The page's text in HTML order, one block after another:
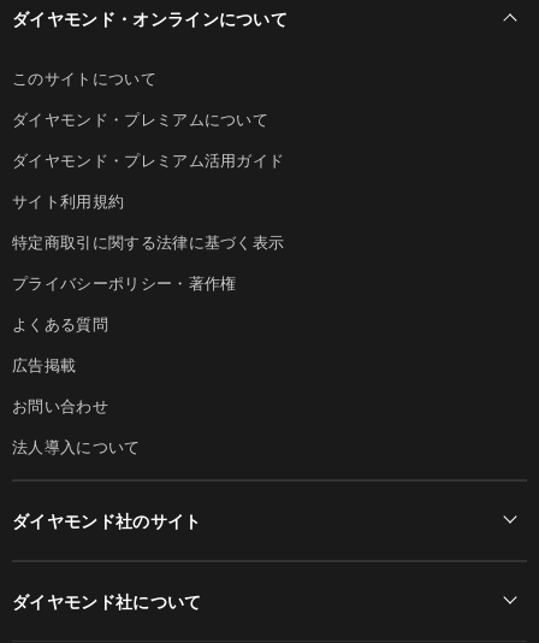
ダイヤモンド・オンラインについて
このサイトについて
ダイヤモンド・プレミアムについて
ダイヤモンド・プレミアム活用ガイド
サイト利用規約
特定商取引に関する法律に基づく表示
プライバシーポリシー・著作権
よくある質問
広告掲載
お問い合わせ
法人導入について
ダイヤモンド社のサイト
ダイヤモンド社について